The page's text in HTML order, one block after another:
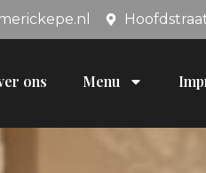
ons Menu